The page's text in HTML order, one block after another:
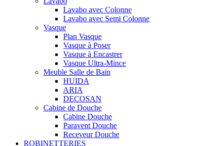
Lavabo avec Colonne
Lavabo avec Semi Colonne
Vasque
Plan Vasque
Vasque à Poser
Vasque à Encastrer
Vasque Ultra-Mince
Meuble Salle de Bain
HUIDA
ARIA
DECOSAN
Cabine de Douche
Cabine Douche
Paravent Douche
Receveur Douche
ROBINETTERIES